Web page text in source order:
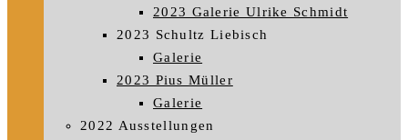
2023 Galerie Ulrike Schmidt
2023 Schultz Liebisch
Galerie
2023 Pius Müller
Galerie
2022 Ausstellungen